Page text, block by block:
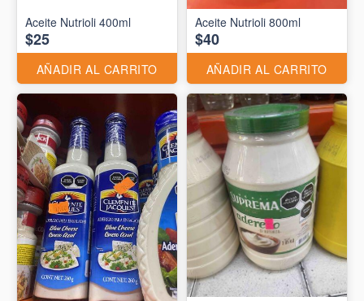
Aceite Nutrioli 400ml
$25
AÑADIR AL CARRITO
Aceite Nutrioli 800ml
$40
AÑADIR AL CARRITO